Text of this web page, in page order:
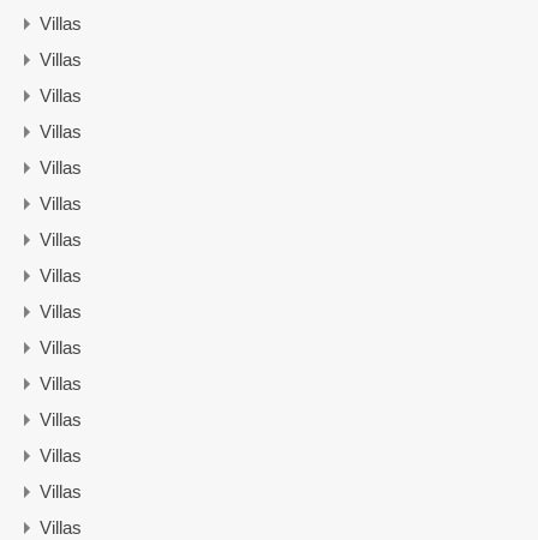
Villas
Villas
Villas
Villas
Villas
Villas
Villas
Villas
Villas
Villas
Villas
Villas
Villas
Villas
Villas